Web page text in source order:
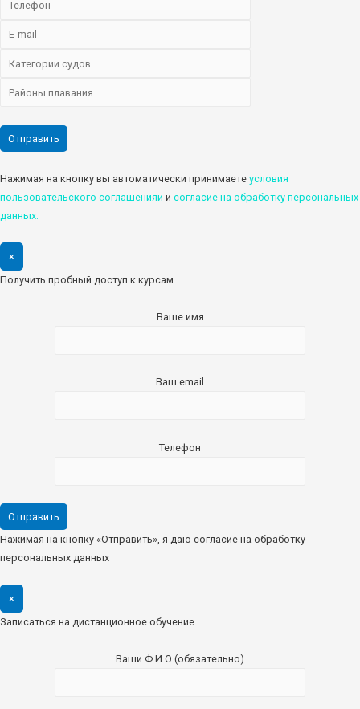
Нажимая на кнопку вы автоматически принимаете условия
пользовательского соглашенияи и cогласие на обработку персональных
данных.
×
Получить пробный доступ к курсам
Ваше имя
Ваш email
Телефон
Нажимая на кнопку «Отправить», я даю согласие на обработку
персональных данных
×
Записаться на дистанционное обучение
Ваши Ф.И.О (обязательно)